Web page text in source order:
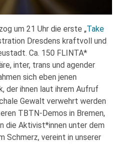
um 21 Uhr die erste „Take
Dresdens kraftvoll und
Ca. 150 FLINTA*
inter, trans und agender
sich eben jenen
der ihnen laut ihrem Aufruf
Gewalt verwehrt werden
TBTN-Demos in Bremen,
die Aktivist*innen unter dem
Schmerz, vereint in unserer